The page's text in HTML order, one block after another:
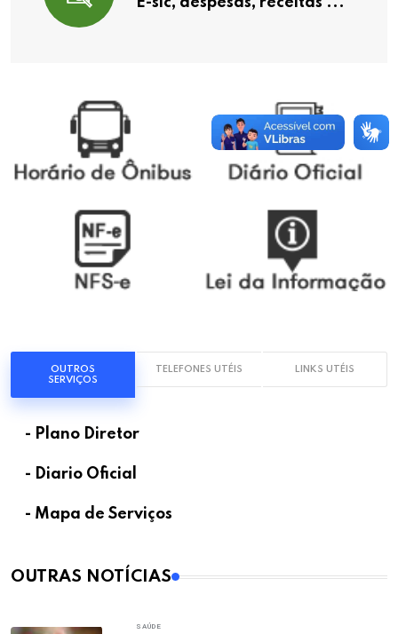
OUTROS
SERVIÇOS
TELEFONES UTÉIS LINKS UTÉIS
- Plano Diretor
- Diario Oficial
- Mapa de Serviços
OUTRAS NOTÍCIAS
SAÚDE